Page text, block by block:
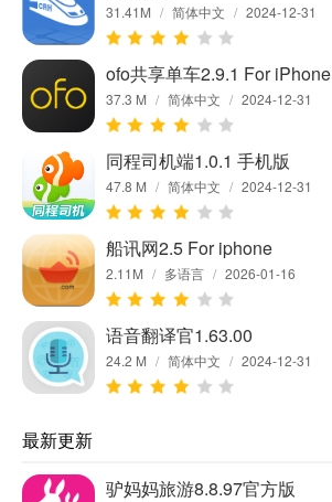
31.41M / 简体中文 / 2024-12-31
ofo共享单车2.9.1 For iPhone
37.3 M / 简体中文 / 2024-12-31
同程司机端1.0.1 手机版
47.8 M / 简体中文 / 2024-12-31
船讯网2.5 For iphone
2.11M / 多语言 / 2026-01-16
语音翻译官1.63.00
24.2 M / 简体中文 / 2024-12-31
最新更新
驴妈妈旅游8.8.97官方版